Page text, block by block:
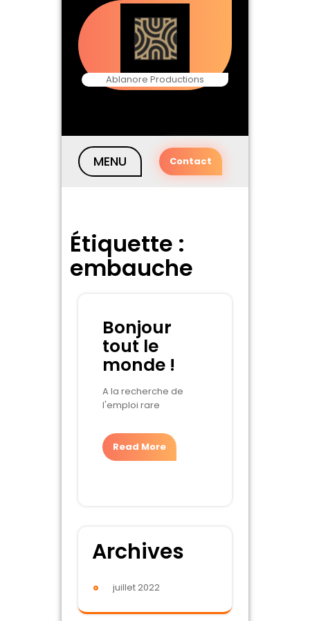
Ablanore Productions
MENU Contact
Étiquette :
embauche
Bonjour
tout le
monde !
A la recherche de
l'emploi rare
Read More
Archives
juillet 2022